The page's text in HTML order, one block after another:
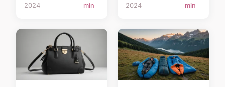
2024
min
2024
min